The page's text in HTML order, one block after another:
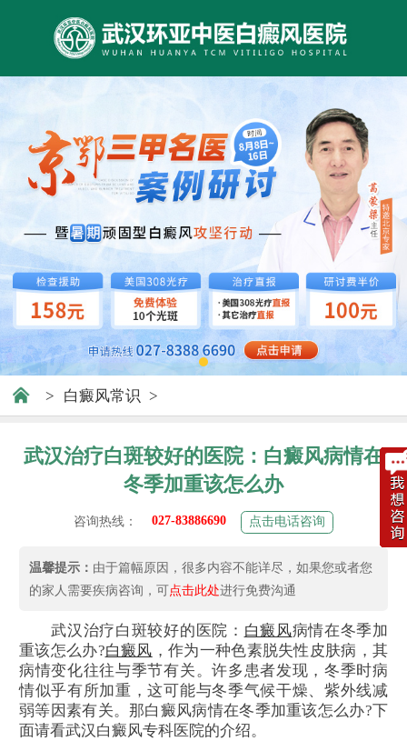
> 白癜风常识 >
武汉治疗白斑较好的医院：白癜风病情在
冬季加重该怎么办
咨询热线： 027-83886690 点击电话咨询
温馨提示： 由于篇幅原因，很多内容不能详尽，如果您或者您
的家人需要疾病咨询，可点击此处进行免费沟通
武汉治疗白斑较好的医院： 白癜风病情在冬季加
重该怎么办?白癜风 ，作为一种色素脱失性皮肤病，其
病情变化往往与季节有关。许多患者发现，冬季时病
情似乎有所加重，这可能与冬季气候干燥、紫外线减
弱等因素有关。那白癜风病情在冬季加重该怎么办?下
面请看武汉白癜风专科医院的介绍。